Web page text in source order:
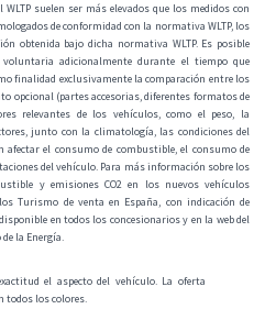
suelen ser más elevados que los medidos con
de conformidad con la normativa WLTP, los
obtenida bajo dicha normativa WLTP. Es posible
voluntaria adicionalmente durante el tiempo que
finalidad exclusivamente la comparación entre los
opcional (partes accesorias, diferentes formatos de
relevantes de los vehículos, como el peso, la
junto con la climatología, las condiciones del
afectar el consumo de combustible, el consumo de
del vehículo. Para más información sobre los
y emisiones CO2 en los nuevos vehículos
Turismo de venta en España, con indicación de
en todos los concesionarios y en la web del
la Energía.
el aspecto del vehículo. La oferta
todos los colores.